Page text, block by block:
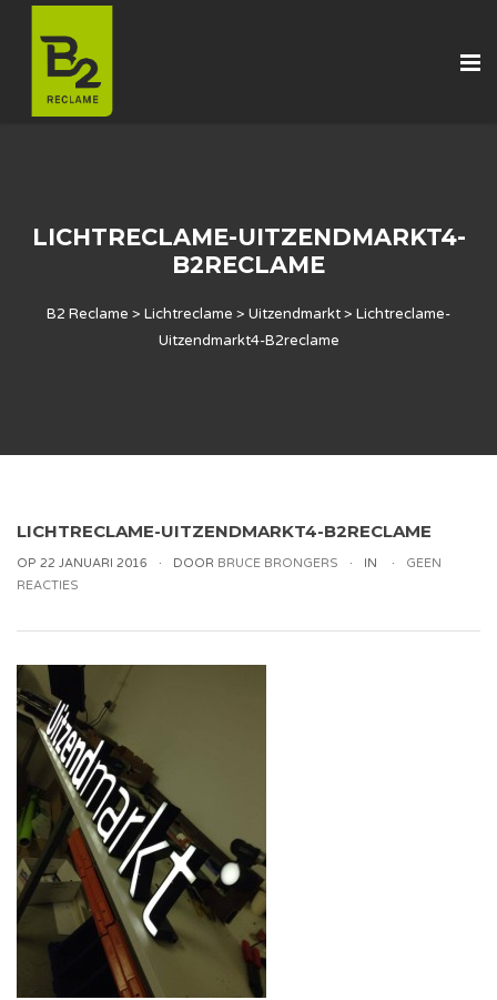
LICHTRECLAME-UITZENDMARKT4-
B2RECLAME
B2 Reclame > Lichtreclame > Uitzendmarkt> Lichtreclame-
Uitzendmarkt4-B2reclame
LICHTRECLAME-UITZENDMARKT4-B2RECLAME
OP 22 JANUARI 2016 DOOR BRUCE BRONGERS IN
GEEN
REACTIES